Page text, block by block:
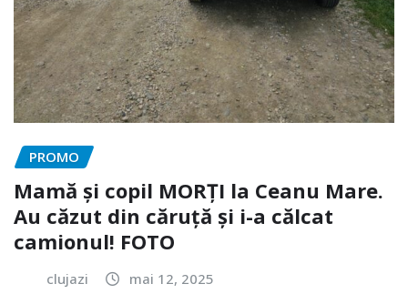
PROMO
Mamă și copil MORȚI la Ceanu Mare.
Au căzut din căruță și i-a călcat
camionul! FOTO
clujazi mai 12, 2025